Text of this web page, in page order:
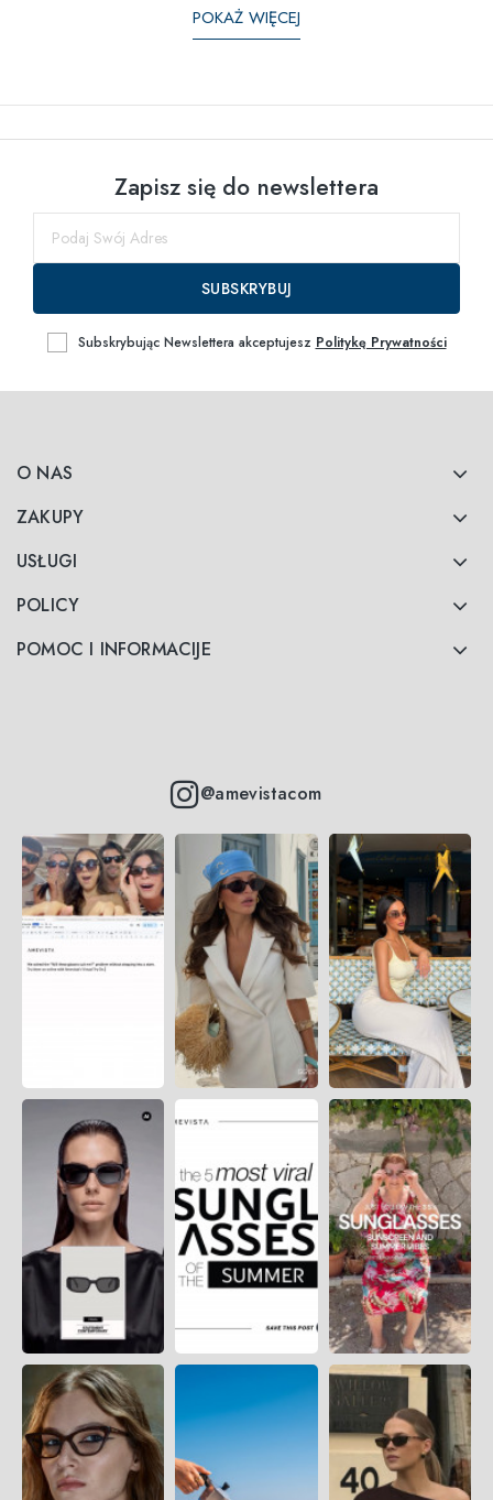
POKAŻ WIĘCEJ
O NAS
ZAKUPY
USŁUGI
POLICY
POMOC I INFORMACIJE
@amevistacom
Zapisz się do newslettera
SUBSKRYBUJ
Subskrybując Newslettera akceptujesz Politykę Prywatności